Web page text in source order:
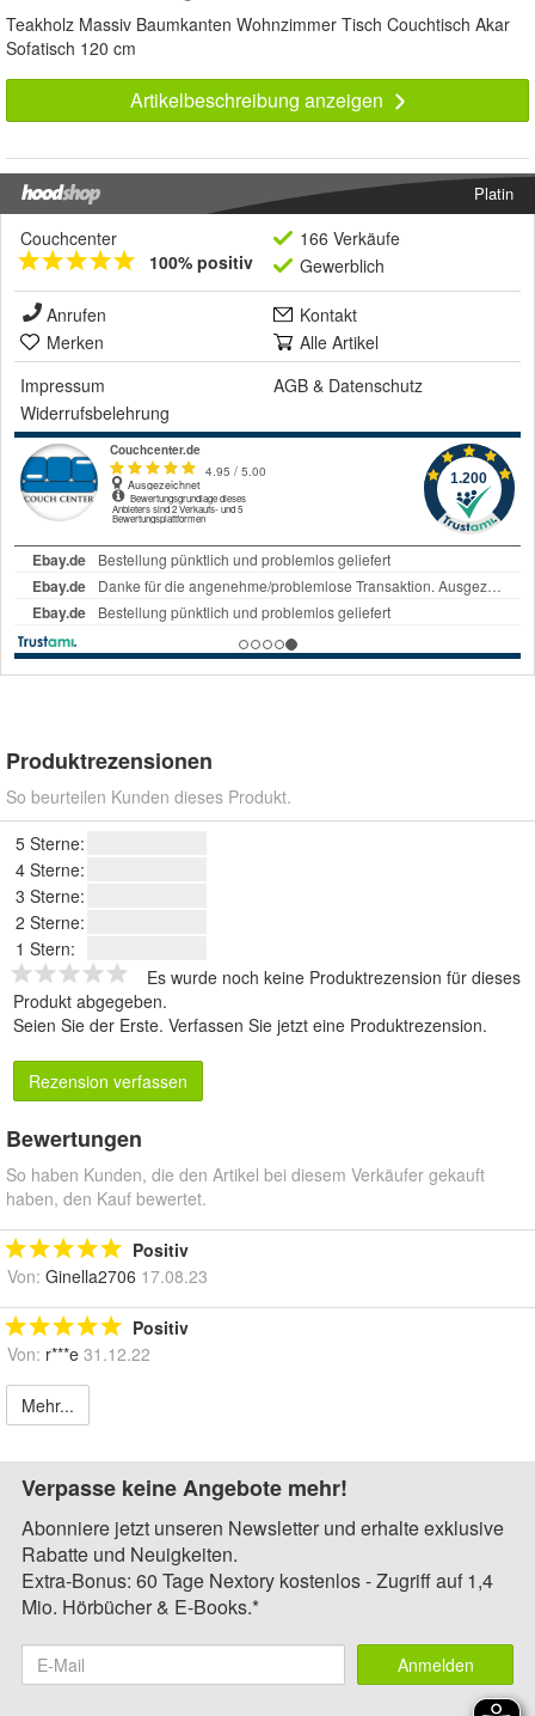
Teakholz Massiv Baumkanten Wohnzimmer Tisch Couchtisch Akar
Sofatisch 120 cm
Artikelbeschreibung anzeigen
Platin
Couchcenter
100% positiv
166 Verkäufe
Gewerblich
Anrufen
Kontakt
Merken
Alle Artikel
Impressum
AGB & Datenschutz
Widerrufsbelehrung
Produktrezensionen
So beurteilen Kunden dieses Produkt.
5 Sterne:
4 Sterne:
3 Sterne:
2 Sterne:
1 Stern:
Es wurde noch keine Produktrezension für dieses
Produkt abgegeben.
Seien Sie der Erste. Verfassen Sie jetzt eine Produktrezension.
Rezension verfassen
Bewertungen
So haben Kunden, die den Artikel bei diesem Verkäufer gekauft
haben, den Kauf bewertet.
Positiv
Von: Ginella2706 17.08.23
Positiv
Von: r***e 31.12.22
Mehr...
Verpasse keine Angebote mehr!
Abonniere jetzt unseren Newsletter und erhalte exklusive
Rabatte und Neuigkeiten.
Extra-Bonus: 60 Tage Nextory kostenlos - Zugriff auf 1,4
Mio. Hörbücher & E-Books.*
Anmelden